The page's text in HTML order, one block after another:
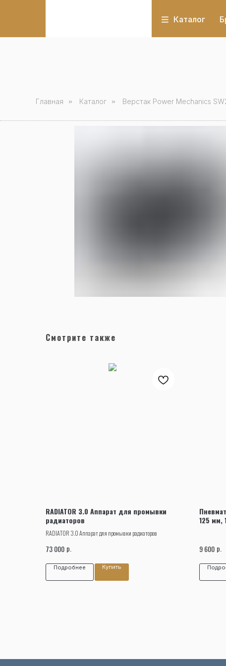
Каталог
Главная » Каталог » Верстак Power Mechanics
Смотрите также
RADIATOR 3.0 Аппарат для промывки
радиаторов
RADIATOR 3.0 Аппарат для промывки радиаторов
73 000 р.
Подробнее Купить
125 мм,
9 600 р.